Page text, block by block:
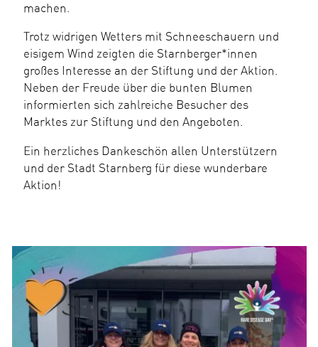
machen.
Trotz widrigen Wetters mit Schneeschauern und
eisigem Wind zeigten die Starnberger*innen
großes Interesse an der Stiftung und der Aktion.
Neben der Freude über die bunten Blumen
informierten sich zahlreiche Besucher des
Marktes zur Stiftung und den Angeboten.
Ein herzliches Dankeschön allen Unterstützern
und der Stadt Starnberg für diese wunderbare
Aktion!